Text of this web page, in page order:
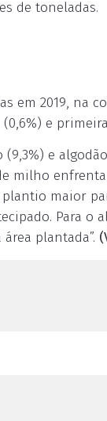
de toneladas.
em 2019, na
e
e
milho
plantio maior
Para o
plantada”.